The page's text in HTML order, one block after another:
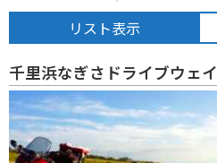
リスト表示
千里浜なぎさドライブウェイ